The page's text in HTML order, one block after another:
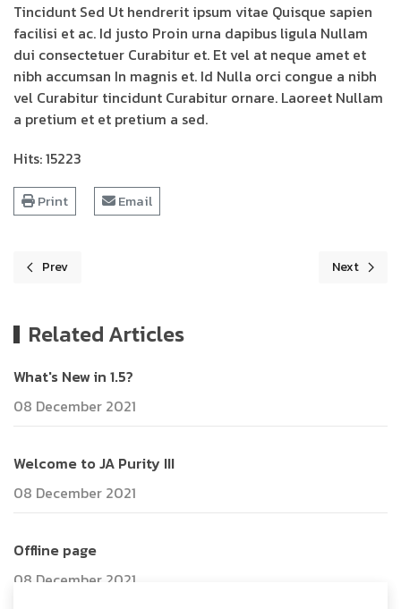
Tincidunt Sed Ut hendrerit ipsum vitae Quisque sapien
facilisi et ac. Id justo Proin urna dapibus ligula Nullam
dui consectetuer Curabitur et. Et vel at neque amet et
nibh accumsan In magnis et. Id Nulla orci congue a nibh
vel Curabitur tincidunt Curabitur ornare. Laoreet Nullam
a pretium et et pretium a sed.
Hits: 15223
Print Email
Previous article: Welcome to JA Purity III
Prev Next
Next
Related Articles
What's New in 1.5?
08 December 2021
Welcome to JA Purity III
08 December 2021
Offline page
08 December 2021